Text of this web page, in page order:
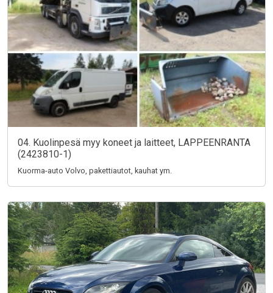
04. Kuolinpesä myy koneet ja laitteet, LAPPEENRANTA
(2423810-1)
Kuorma-auto Volvo, pakettiautot, kauhat ym.